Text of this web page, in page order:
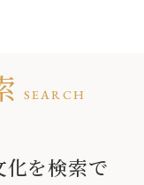
SEARCH
を検索で